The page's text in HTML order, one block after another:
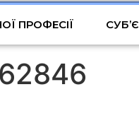
ПРОФЕСІЇ